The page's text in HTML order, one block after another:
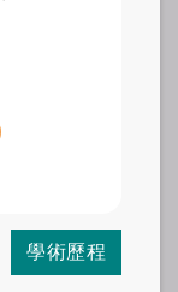
學術歷程